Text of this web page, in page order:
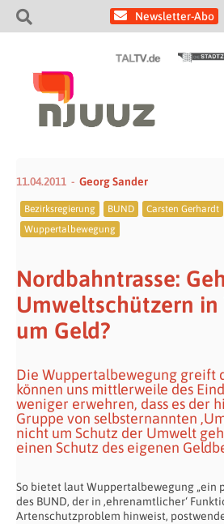
Newsletter-Abo
11.04.2011 Georg Sander
Bezirksregierung BUND Carsten Gerhardt
Wuppertalbewegung
Nordbahntrasse:
Umweltschützern in
um Geld?
Die Wuppertalbewegung greift
können uns mittlerweile des
weniger erwehren, dass es der
Gruppe von selbsternannten
nicht um Schutz der Umwelt
einen Schutz des eigenen
So bietet laut Wuppertalbewegung „ein
des BUND, der in ‚ehrenamtlicher‘
Artenschutzproblem hinweist,